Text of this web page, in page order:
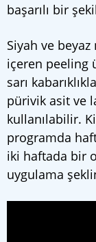
başarılı bir
Siyah ve beyaz
içeren peeling
sarı
pürivik asit ve
kullanılabilir.
programda
iki haftada bir
uygulama